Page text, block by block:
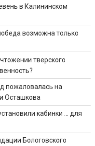
в Калининском
возможна только
тверского
пожаловалась на
Осташкова
кабинки … для
Бологовского